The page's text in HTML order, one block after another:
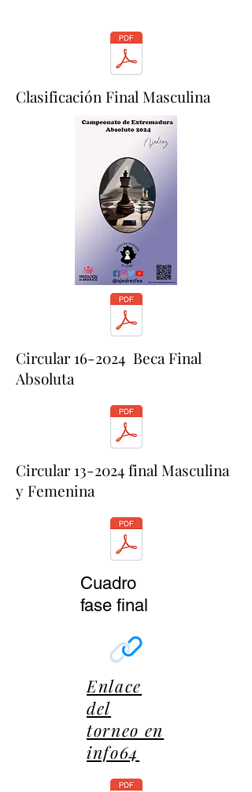
Clasificación Final Masculina
Circular 16-2024 Beca Final
Absoluta
Circular 13-2024 final Masculina
y Femenina
Cuadro
fase final
Enlace
del
torneo en
info64